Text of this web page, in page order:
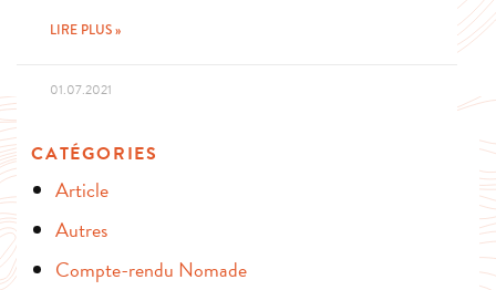
LIRE PLUS »
01.07.2021
CATÉGORIES
Article
Autres
Compte-rendu Nomade